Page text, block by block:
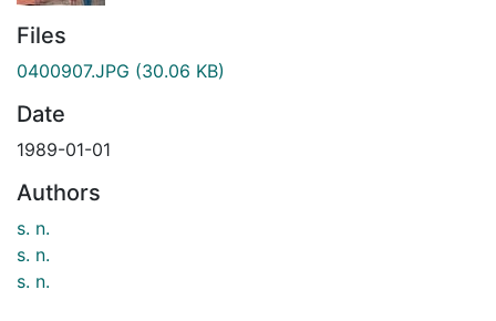
Files
0400907.JPG (30.06 KB)
Date
1989-01-01
Authors
s. n.
s. n.
s. n.